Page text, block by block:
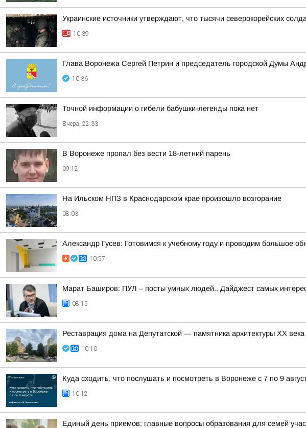
Украинские источники утверждают, что тысячи северокорейских
10:39
Глава Воронежа Сергей Петрин и председатель городской Думы
10:36
Точной информации о гибели бабушки-легенды пока нет
Вчера, 22:33
В Воронеже пропал без вести 18-летний парень
09:12
На Ильском НПЗ в Краснодарском крае произошло возгорание
08:03
Александр Гусев: Готовимся к учебному году и проводим большое
10:57
Марат Баширов: ПУЛ – посты умных людей.. Дайджест самых
08:15
Реставрация дома на Депутатской — памятника архитектуры ХХ века
10:10
Куда сходить, что послушать и посмотреть в Воронеже с 7 по 9
10:12
Единый день приемов: главные вопросы образования для семей